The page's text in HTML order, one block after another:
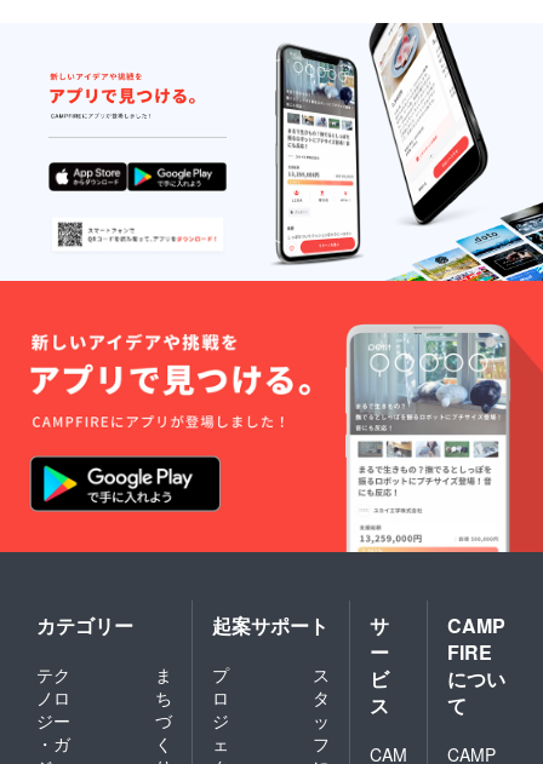
カテゴリー
テク
ノロ
ジー
・ガ
ま
ち
づ
く
起案サポート
プ
ロ
ジ
ェ
ス
タ
ッ
フ
サ
ー
ビ
ス
CAM
CAMP
FIRE
につい
て
CAMP